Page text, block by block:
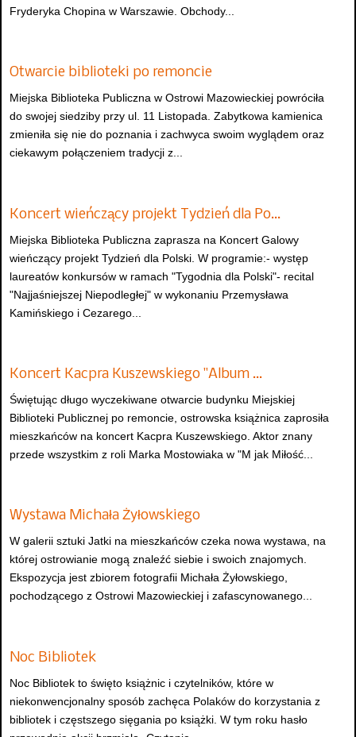
Fryderyka Chopina w Warszawie. Obchody...
Otwarcie biblioteki po remoncie
Miejska Biblioteka Publiczna w Ostrowi Mazowieckiej powróciła
do swojej siedziby przy ul. 11 Listopada. Zabytkowa kamienica
zmieniła się nie do poznania i zachwyca swoim wyglądem oraz
ciekawym połączeniem tradycji z...
Koncert wieńczący projekt Tydzień dla Po…
Miejska Biblioteka Publiczna zaprasza na Koncert Galowy
wieńczący projekt Tydzień dla Polski. W programie:- występ
laureatów konkursów w ramach "Tygodnia dla Polski"- recital
"Najjaśniejszej Niepodległej" w wykonaniu Przemysława
Kamińskiego i Cezarego...
Koncert Kacpra Kuszewskiego "Album …
Świętując długo wyczekiwane otwarcie budynku Miejskiej
Biblioteki Publicznej po remoncie, ostrowska książnica zaprosiła
mieszkańców na koncert Kacpra Kuszewskiego. Aktor znany
przede wszystkim z roli Marka Mostowiaka w "M jak Miłość...
Wystawa Michała Żyłowskiego
W galerii sztuki Jatki na mieszkańców czeka nowa wystawa, na
której ostrowianie mogą znaleźć siebie i swoich znajomych.
Ekspozycja jest zbiorem fotografii Michała Żyłowskiego,
pochodzącego z Ostrowi Mazowieckiej i zafascynowanego...
Noc Bibliotek
Noc Bibliotek to święto książnic i czytelników, które w
niekonwencjonalny sposób zachęca Polaków do korzystania z
bibliotek i częstszego sięgania po książki. W tym roku hasło